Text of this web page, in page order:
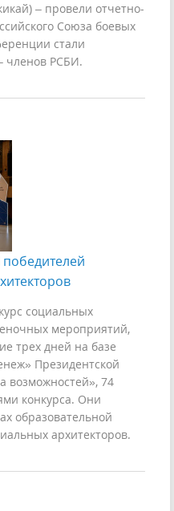
– провели отчетно-
Союза боевых
стали
членов РСБИ.
социальных
мероприятий,
трех дней на базе
Президентской
возможностей», 74
конкурса. Они
образовательной
архитекторов.